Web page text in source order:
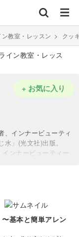
教室・レッスン > クッ
、インナービューティ
」(光文社)出版。
ンナービューティー
センターで数多くの栄
もあり、子供のアレ
たもので身体作られ
の成功率を誇
+ お気に入り
基本と簡単アレン